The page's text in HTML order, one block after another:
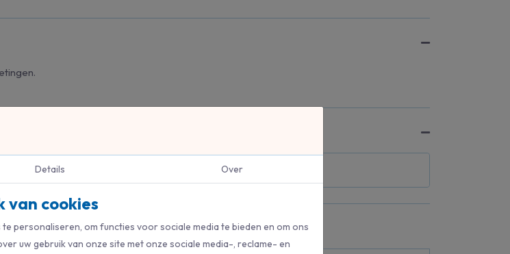
Details Over
van cookies
personaliseren, om functies voor sociale media te bieden en om ons
uw gebruik van onze site met onze sociale media-, reclame- en